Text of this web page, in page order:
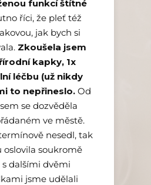
funkcí štítné
říci, že pleť též
jak bych si
Zkoušela jsem
kapky, 1x
léčbu (už nikdy
to nepřineslo. Od
se dozvěděla
ve městě.
nesedl, tak
oslovila soukromě
s dalšími dvěmi
jsme udělali
až zmatku,
plná energie a v
v kuse delší
obvykle.
Martina P.
NIDRA
předsevzetí, která
jak přišla, zase
k mému velkému
cvičím stále
lektorka
Energetické
věnuje se cvikům
systém a je